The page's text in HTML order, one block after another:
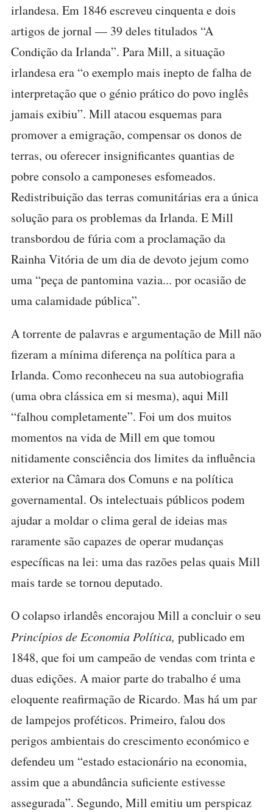
irlandesa. Em 1846 escreveu cinquenta e dois
artigos de jornal — 39 deles titulados “A
Condição da Irlanda”. Para Mill, a situação
irlandesa era “o exemplo mais inepto de falha de
interpretação que o génio prático do povo inglês
jamais exibiu”. Mill atacou esquemas para
promover a emigração, compensar os donos de
terras, ou oferecer insignificantes quantias de
pobre consolo a camponeses esfomeados.
Redistribuição das terras comunitárias era a única
solução para os problemas da Irlanda. E Mill
transbordou de fúria com a proclamação da
Rainha Vitória de um dia de devoto jejum como
uma “peça de pantomina vazia... por ocasião de
uma calamidade pública”.
A torrente de palavras e argumentação de Mill não
fizeram a mínima diferença na política para a
Irlanda. Como reconheceu na sua autobiografia
(uma obra clássica em si mesma), aqui Mill
“falhou completamente”. Foi um dos muitos
momentos na vida de Mill em que tomou
nitidamente consciência dos limites da influência
exterior na Câmara dos Comuns e na política
governamental. Os intelectuais públicos podem
ajudar a moldar o clima geral de ideias mas
raramente são capazes de operar mudanças
específicas na lei: uma das razões pelas quais Mill
mais tarde se tornou deputado.
O colapso irlandês encorajou Mill a concluir o seu
Princípios de Economia Política, publicado em
1848, que foi um campeão de vendas com trinta e
duas edições. A maior parte do trabalho é uma
eloquente reafirmação de Ricardo. Mas há um par
de lampejos proféticos. Primeiro, falou dos
perigos ambientais do crescimento económico e
defendeu um “estado estacionário na economia,
assim que a abundância suficiente estivesse
assegurada”. Segundo, Mill emitiu um perspicaz